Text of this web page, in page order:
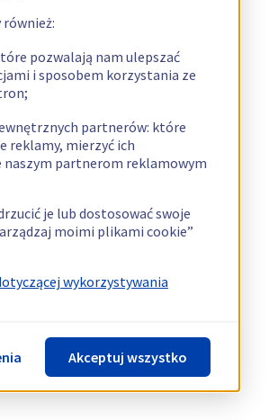
pozwalają nam ulepszać
i sposobem korzystania ze
partnerów: które
reklamy, mierzyć ich
naszym partnerom reklamowym
je lub dostosować swoje
moimi plikami cookie”
wykorzystywania
Akceptuj wszystko